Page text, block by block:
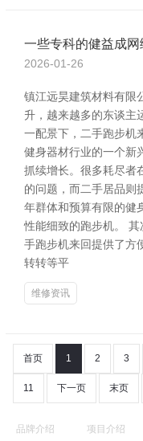
一些专科的健益成
2026-01-26
镇江远昊建筑材料有限
升，越来越多的东谈主
一配景下，二手跑步机
健身器材行业的一个新
抓续增长。很多耗尽者
的问题，而二手居品则
年群体和预算有限的健
性能细致的跑步机。
手跑步机来回提供了方
转转等平
维修资讯
首页 1 2 3
11 下一页 末页
品牌介绍 项目介绍